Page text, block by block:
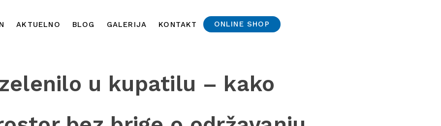
AKTUELNO BLOG GALERIJA KONTAKT ONLINE SHOP
u kupatilu – kako